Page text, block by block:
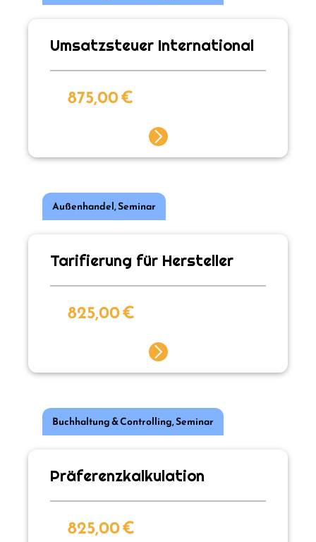
Umsatzsteuer International
875,00€
Außenhandel,Seminar
Tarifierung für Hersteller
825,00€
Buchhaltung & Controlling,Seminar
Präferenzkalkulation
825,00€